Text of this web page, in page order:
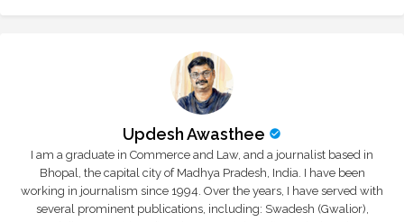
Updesh Awasthee
I am a graduate in Commerce and Law, and a journalist based in
Bhopal, the capital city of Madhya Pradesh, India. I have been
working in journalism since 1994. Over the years, I have served with
several prominent publications, including: Swadesh (Gwalior),